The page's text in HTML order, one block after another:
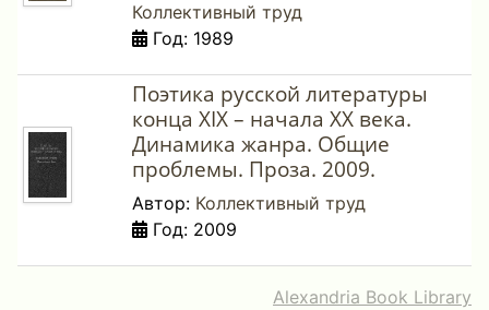
Коллективный труд
Год: 1989
Поэтика русской литературы
конца XIX – начала XX века.
Динамика жанра. Общие
проблемы. Проза. 2009.
Автор: Коллективный труд
Год: 2009
Alexandria Book Library